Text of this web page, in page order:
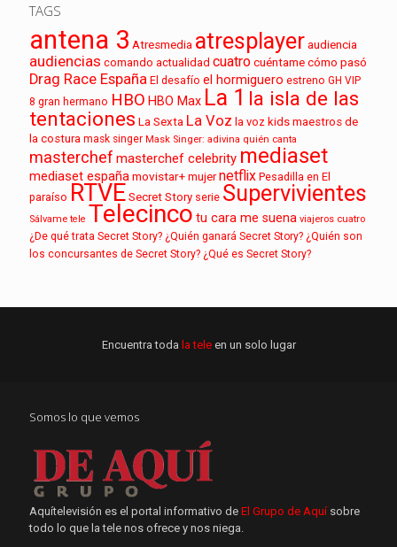
TAGS
antena 3 Atresmedia atresplayeraudiencia
audiencias comando actualidad cuatrocuéntame cómo pasó
Drag Race España El desafío el hormiguero estreno GH VIP
8 gran hermano HBO HBO Max La 1 la isla de las
tentaciones La Sexta La Voz la voz kids maestros de
la costura mask singer Mask Singer: adivina quién canta
masterchef masterchef celebrity mediaset
mediaset españamovistar+ mujer netflix Pesadilla en El
paraíso RTVE Secret Story serie Supervivientes
Sálvame tele Telecinco tu cara me suena viajeros cuatro
¿De qué trata Secret Story? ¿Quién ganará Secret Story? ¿Quién son
los concursantes de Secret Story? ¿Qué es Secret Story?
Encuentra toda la tele en un solo lugar
Somos lo que vemos
Aquítelevisión es el portal informativo de El Grupo de Aquí sobre
todo lo que la tele nos ofrece y nos niega.